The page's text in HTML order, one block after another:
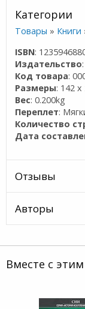
Категории
Товары » Книги
ISBN:
Издательство:
Код товара:
Размеры: 142
Вес: 0.200kg
Переплет:
Количество
Дата
Отзывы
Авторы
Вместе с